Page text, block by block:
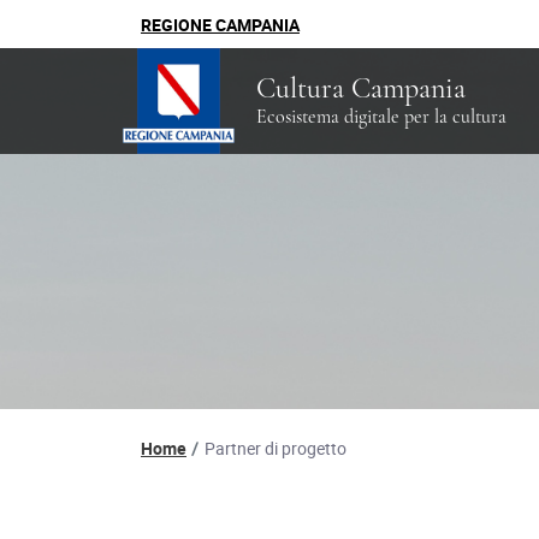
REGIONE CAMPANIA
Cultura Campania
Ecosistema digitale per la cultura
Percorso di
Home Partner di progetto